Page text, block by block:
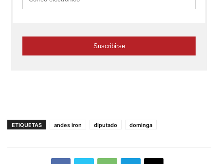
ETIQUETAS andes iron diputado dominga